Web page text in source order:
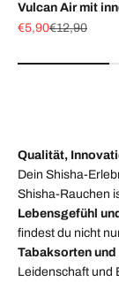
Vulcan Air mit
Angebot
€5,90Regulärer
€12,90
Qualität,
Dein Shisha-
Shisha-Rauchen
Lebensgefühl
findest du nicht
Tabaksorten
Leidenschaft und